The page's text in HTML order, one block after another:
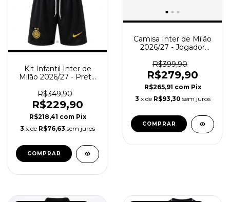
Kit Infantil Inter de
Milão 2026/27 - Preto
R$349,90
R$229,90
R$218,41 com Pix
3 x de R$76,63 sem juros
COMPRAR
Camisa Inter de Milão
2026/27 - Jogador
Preta
R$399,90
R$279,90
R$265,91 com Pix
3 x de R$93,30 sem juros
COMPRAR